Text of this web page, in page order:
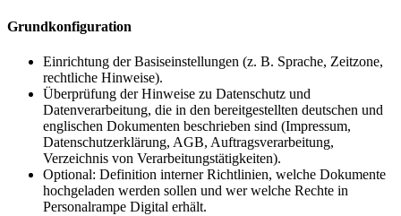
Grundkonfiguration
Einrichtung der Basiseinstellungen (z. B. Sprache, Zeitzone,
rechtliche Hinweise).
Überprüfung der Hinweise zu Datenschutz und
Datenverarbeitung, die in den bereitgestellten deutschen und
englischen Dokumenten beschrieben sind (Impressum,
Datenschutzerklärung, AGB, Auftragsverarbeitung,
Verzeichnis von Verarbeitungstätigkeiten).
Optional: Definition interner Richtlinien, welche Dokumente
hochgeladen werden sollen und wer welche Rechte in
Personalrampe Digital erhält.